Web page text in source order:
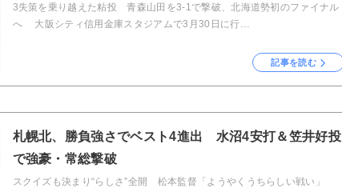
3失策を乗り越えた粘投 青森山田を3-1で撃破、北海道勢初のファイナル
へ 大阪シティ信用金庫スタジアムで3月30日に行…
記事を読む
札幌北、勝負強さでベスト4進出 水沼4安打＆笠井好投
で強豪・常総撃破
スクイズも決まり“らしさ”全開 松本監督「ようやくうちらしい戦い」